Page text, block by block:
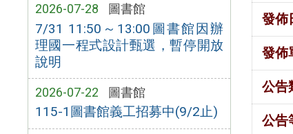
2026-07-28 圖書館
7/31 11:50～13:00圖書館因辦
理國一程式設計甄選，暫停開放
說明
2026-07-22 圖書館
115-1圖書館義工招募中(9/2止)
發佈
發佈
公告
公告